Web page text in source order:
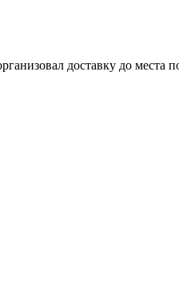
доставку до места